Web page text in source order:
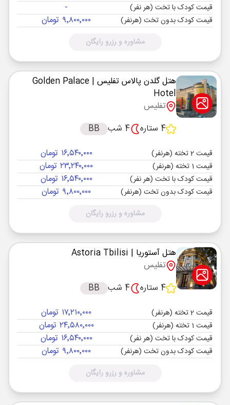
قیمت کودک با تخت (هر نفر) -
قیمت کودک بدون تخت (هرنفر) ۹٬۸۰۰٬۰۰۰ تومان
مشاوره و رزرو رایگان
هتل گلدن پالاس تفلیس | Golden Palace
Hotel
تفلیس
4 ستاره
4 شب BB
قیمت 2 تخته (هرنفر) ۱۶٬۵۴۰٬۰۰۰ تومان
قیمت 1 تخته (هرنفر) ۲۳٬۲۴۰٬۰۰۰ تومان
قیمت کودک با تخت (هر نفر) ۱۶٬۵۴۰٬۰۰۰ تومان
قیمت کودک بدون تخت (هرنفر) ۹٬۸۰۰٬۰۰۰ تومان
مشاوره و رزرو رایگان
هتل آستوریا | Astoria Tbilisi
تفلیس
4 ستاره
4 شب BB
قیمت 2 تخته (هرنفر) ۱۷٬۲۱۰٬۰۰۰ تومان
قیمت 1 تخته (هرنفر) ۲۴٬۵۸۰٬۰۰۰ تومان
قیمت کودک با تخت (هر نفر) ۱۶٬۵۴۰٬۰۰۰ تومان
قیمت کودک بدون تخت (هرنفر) ۹٬۸۰۰٬۰۰۰ تومان
مشاوره و رزرو رایگان